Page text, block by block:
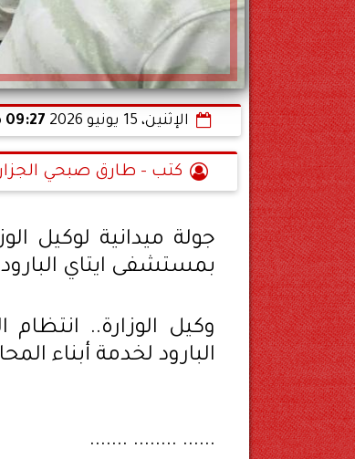
الإثنين، 15 يونيو 2026 09:27 مـ
كتب - طارق صبحي
جولة ميدانية لوكيل
بمستشفى ايتاي البارود
وكيل الوزارة..
البارود لخدمة أبناء
...... ........ .......